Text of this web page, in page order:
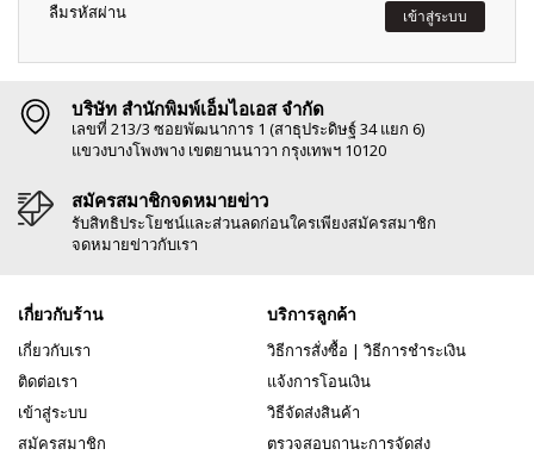
ลืมรหัสผ่าน เข้าสู่ระบบ
บริษัท สำนักพิมพ์เอ็มไอเอส จำกัด
เลขที่ 213/3 ซอยพัฒนาการ 1 (สาธุประดิษฐ์ 34 แยก 6)
แขวงบางโพงพาง เขตยานนาวา กรุงเทพฯ 10120
สมัครสมาชิกจดหมายข่าว
รับสิทธิประโยชน์และส่วนลดก่อนใครเพียงสมัครสมาชิก
จดหมายข่าวกับเรา
เกี่ยวกับร้าน
เกี่ยวกับเรา
ติดต่อเรา
เข้าสู่ระบบ
สมัครสมาชิก
บริการลูกค้า
วิธีการสั่งซื้อ | วิธีการชำระเงิน
แจ้งการโอนเงิน
วิธีจัดส่งสินค้า
ตรวจสอบถานะการจัดส่ง